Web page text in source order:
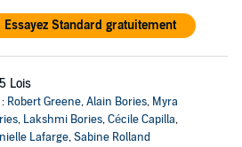
Essayez Standard gratuitement
Lois
: Robert Greene,Alain Bories, Myra
, Lakshmi Bories,Cécile Capilla,
Lafarge,Sabine Rolland